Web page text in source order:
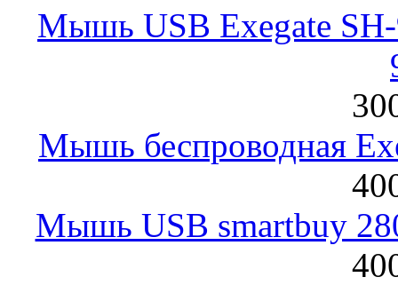
Мышь USB Exegate
Мышь беспроводная
Мышь USB smartbuy